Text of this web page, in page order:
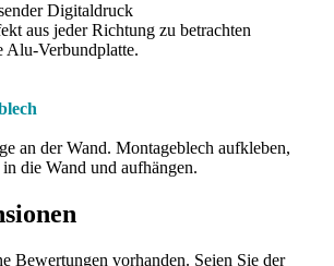
Digitaldruck
aus jeder Richtung zu betrachten
Alu-Verbundplatte.
an der Wand. Montageblech aufkleben,
die Wand und aufhängen.
Bewertungen vorhanden. Seien Sie der